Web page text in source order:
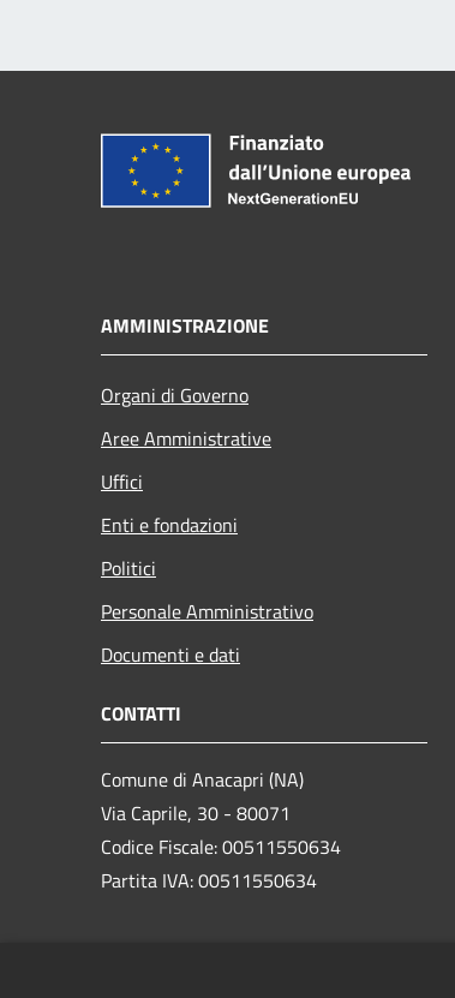
AMMINISTRAZIONE
Organi di Governo
Aree Amministrative
Uffici
Enti e fondazioni
Politici
Personale Amministrativo
Documenti e dati
CONTATTI
Comune di Anacapri (NA)
Via Caprile, 30 - 80071
Codice Fiscale: 00511550634
Partita IVA: 00511550634